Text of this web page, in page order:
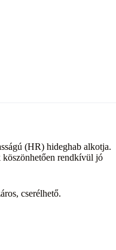
(HR) hideghab alkotja.
köszönhetően rendkívül jó
cserélhető.